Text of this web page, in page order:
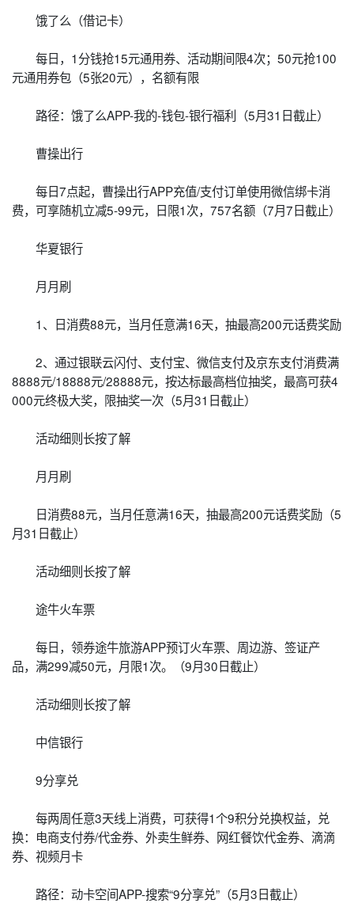
饿了么（借记卡）
每日，1分钱抢15元通用券、活动期间限4次；50元抢100
元通用券包（5张20元），名额有限
路径：饿了么APP-我的-钱包-银行福利（5月31日截止）
曹操出行
每日7点起，曹操出行APP充值/支付订单使用微信绑卡消
费，可享随机立减5-99元，日限1次，757名额（7月7日截止）
华夏银行
月月刷
1、日消费88元，当月任意满16天，抽最高200元话费奖励
2、通过银联云闪付、支付宝、微信支付及京东支付消费满
8888元/18888元/28888元，按达标最高档位抽奖，最高可获4
000元终极大奖，限抽奖一次（5月31日截止）
活动细则长按了解
月月刷
日消费88元，当月任意满16天，抽最高200元话费奖励（5
月31日截止）
活动细则长按了解
途牛火车票
每日，领券途牛旅游APP预订火车票、周边游、签证产
品，满299减50元，月限1次。（9月30日截止）
活动细则长按了解
中信银行
9分享兑
每两周任意3天线上消费，可获得1个9积分兑换权益，兑
换：电商支付券/代金券、外卖生鲜券、网红餐饮代金券、滴滴
券、视频月卡
路径：动卡空间APP-搜索“9分享兑”（5月3日截止）